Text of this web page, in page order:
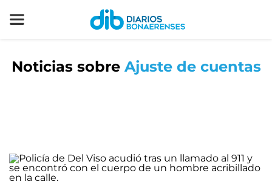
Noticias sobre Ajuste de cuentas